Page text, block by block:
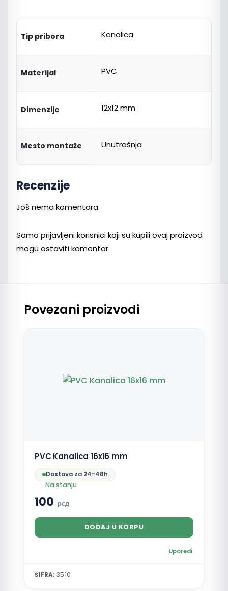
Tip pribora Kanalica
Materijal PVC
Dimenzije 12x12 mm
Mesto montaže Unutrašnja
Recenzije
Još nema komentara.
Samo prijavljeni korisnici koji su kupili ovaj proizvod
mogu ostaviti komentar.
Povezani proizvodi
PVC Kanalica 16x16 mm
Dostava za 24-48h
Na stanju
100 рсд
DODAJ U KORPU
Uporedi
ŠIFRA: 3510